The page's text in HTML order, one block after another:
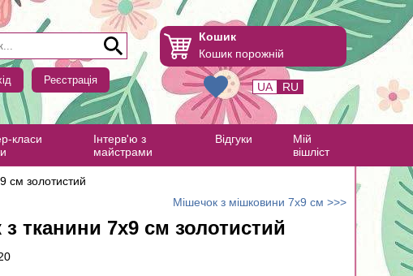
Реєстрація
Кошик
Кошик порожній
UA RU
класи
Інтерв'ю з
майстрами
Відгуки
Мій
вішліст
см золотистий
Мішечок з мішковини 7х9 см >>>
тканини 7х9 см золотистий